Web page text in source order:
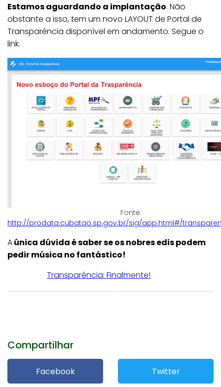
Estamos aguardando a implantação. Não
obstante a isso, tem um novo LAYOUT de Portal de
Transparência disponível em andamento. Segue o
link.
Fonte:
http://prodata.cubatao.sp.gov.br/sig/app.html#/
Aúnica dúvida é saber se os nobres edis podem
pedir música no fantástico!
Transparência: Finalmente!
Compartilhar
Facebook Twitter